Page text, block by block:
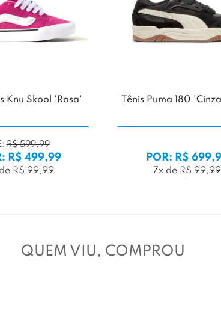
Knu Skool 'Rosa'
R$ 599,99
R$ 499,99
R$ 99,99
Tênis Puma 180
POR: R$
7x de R$ 99,99
QUEM VIU, COMPROU